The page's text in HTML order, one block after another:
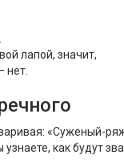
лапой, значит,
нет.
«Суженый-
как будут